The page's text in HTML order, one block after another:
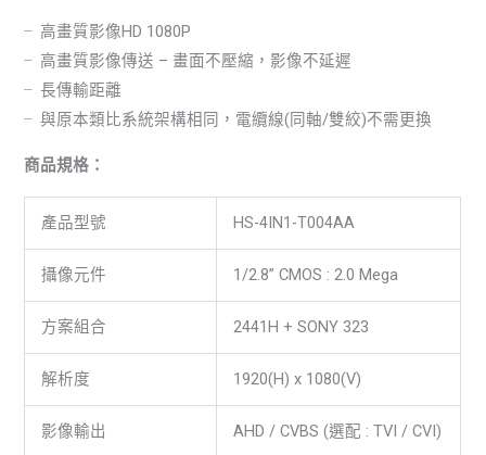
╴高畫質影像HD 1080P
╴高畫質影像傳送 – 畫面不壓縮，影像不延遲
╴長傳輸距離
╴與原本類比系統架構相同，電纜線(同軸/雙絞)不需更換
商品規格：
產品型號 HS-4IN1-T004AA
攝像元件 1/2.8” CMOS : 2.0 Mega
方案組合 2441H + SONY 323
解析度 1920(H) x 1080(V)
影像輸出 AHD / CVBS (選配 : TVI / CVI)